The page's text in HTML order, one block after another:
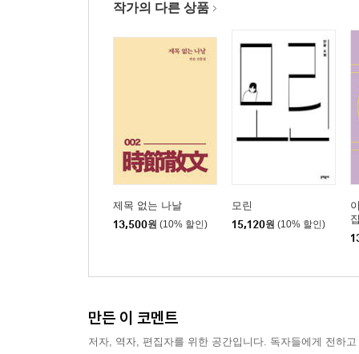
작가의 다른 상품
제목 없는 나날
13,500원 (10% 할인)
모린
15,120원 (10% 할인)
만든 이 코멘트
저자, 역자, 편집자를 위한 공간입니다. 독자들에게 전하